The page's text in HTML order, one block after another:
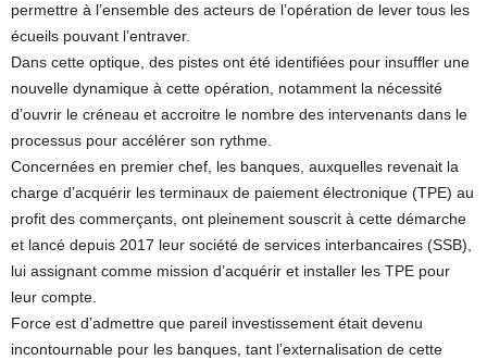
permettre à l’ensemble des acteurs de l’opération de lever tous les
écueils pouvant l’entraver.
Dans cette optique, des pistes ont été identifiées pour insuffler une
nouvelle dynamique à cette opération, notamment la nécessité
d’ouvrir le créneau et accroitre le nombre des intervenants dans le
processus pour accélérer son rythme.
Concernées en premier chef, les banques, auxquelles revenait la
charge d’acquérir les terminaux de paiement électronique (TPE) au
profit des commerçants, ont pleinement souscrit à cette démarche
et lancé depuis 2017 leur société de services interbancaires (SSB),
lui assignant comme mission d’acquérir et installer les TPE pour
leur compte.
Force est d’admettre que pareil investissement était devenu
incontournable pour les banques, tant l’externalisation de cette